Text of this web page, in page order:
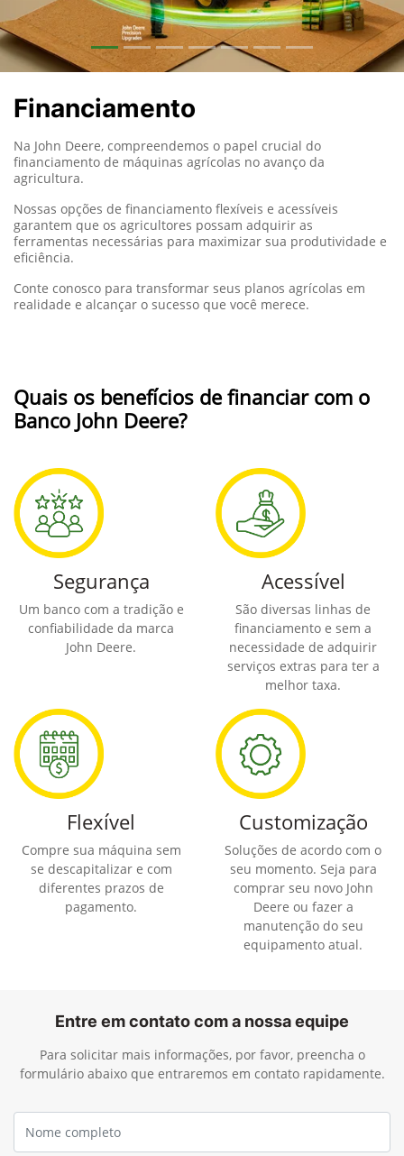
Financiamento
Na John Deere, compreendemos o papel crucial do
financiamento de máquinas agrícolas no avanço da
agricultura.
Nossas opções de financiamento flexíveis e acessíveis
garantem que os agricultores possam adquirir as
ferramentas necessárias para maximizar sua produtividade e
eficiência.
Conte conosco para transformar seus planos agrícolas em
realidade e alcançar o sucesso que você merece.
Quais os benefícios de financiar com o
Banco John Deere?
Segurança
Um banco com a tradição e
confiabilidade da marca
John Deere.
Acessível
São diversas linhas de
financiamento e sem a
necessidade de adquirir
serviços extras para ter a
melhor taxa.
Flexível
Compre sua máquina sem
se descapitalizar e com
diferentes prazos de
pagamento.
Customização
Soluções de acordo com o
seu momento. Seja para
comprar seu novo John
Deere ou fazer a
manutenção do seu
equipamento atual.
Entre em contato com a nossa equipe
Para solicitar mais informações, por favor, preencha o
formulário abaixo que entraremos em contato rapidamente.